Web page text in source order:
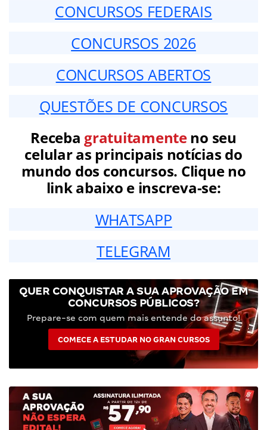
CONCURSOS FEDERAIS
CONCURSOS 2026
CONCURSOS ABERTOS
QUESTÕES DE CONCURSOS
Receba gratuitamenteno seu
celular as principais notícias do
mundo dos concursos. Clique no
link abaixo e inscreva-se:
WHATSAPP
TELEGRAM
QUER CONQUISTAR A SUA APROVAÇÃO EM
CONCURSOS PÚBLICOS?
Prepare-se com quem mais entende do assunto!
COMECE A ESTUDAR NO GRAN CURSOS